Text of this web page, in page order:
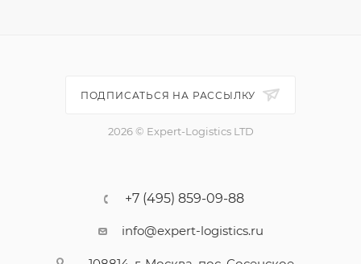
ПОДПИСАТЬСЯ НА РАССЫЛКУ
2026 © Expert-Logistics LTD
+7 (495) 859-09-88
info@expert-logistics.ru